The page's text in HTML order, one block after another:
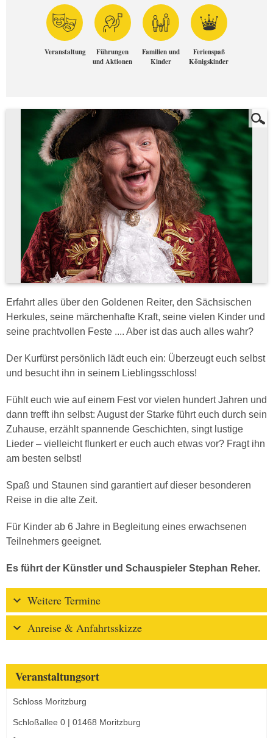
Veranstaltung
Führungen
und Aktionen
Familien und
Kinder
Ferienspaß
Königskinder
Erfahrt alles über den Goldenen Reiter, den Sächsischen
Herkules, seine märchenhafte Kraft, seine vielen Kinder und
seine prachtvollen Feste .... Aber ist das auch alles wahr?
Der Kurfürst persönlich lädt euch ein: Überzeugt euch selbst
und besucht ihn in seinem Lieblingsschloss!
Fühlt euch wie auf einem Fest vor vielen hundert Jahren und
dann trefft ihn selbst: August der Starke führt euch durch sein
Zuhause, erzählt spannende Geschichten, singt lustige
Lieder – vielleicht flunkert er euch auch etwas vor? Fragt ihn
am besten selbst!
Spaß und Staunen sind garantiert auf dieser besonderen
Reise in die alte Zeit.
Für Kinder ab 6 Jahre in Begleitung eines erwachsenen
Teilnehmers geeignet.
Es führt der Künstler und Schauspieler Stephan Reher.
Weitere Termine
Anreise & Anfahrtsskizze
Veranstaltungsort
Schloss Moritzburg
Schloßallee 0 | 01468 Moritzburg